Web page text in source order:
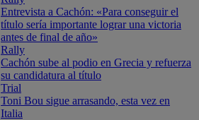
Entrevista a Cachón: «Para conseguir el
título sería importante lograr una victoria
antes de final de año»
Rally
Cachón sube al podio en Grecia y refuerza
su candidatura al título
Trial
Toni Bou sigue arrasando, esta vez en
Italia